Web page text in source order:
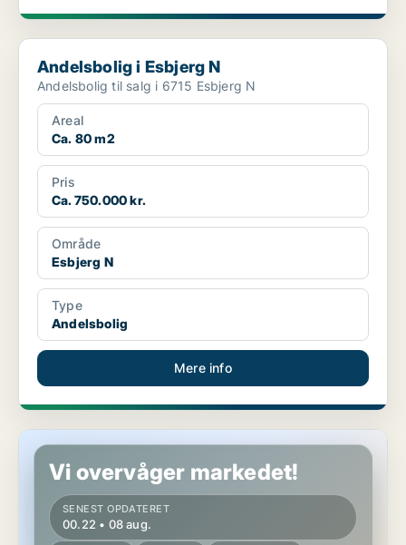
Andelsbolig i Esbjerg N
Andelsbolig i Esbjerg N
Andelsbolig til salg i 6715 Esbjerg N
Areal
Ca. 80 m2
Pris
Ca. 750.000 kr.
Område
Esbjerg N
Type
Andelsbolig
Mere info
Andelsbolig i Esbjerg Ø
Vi overvåger markedet!
SENEST OPDATERET
00.22 • 08 aug.